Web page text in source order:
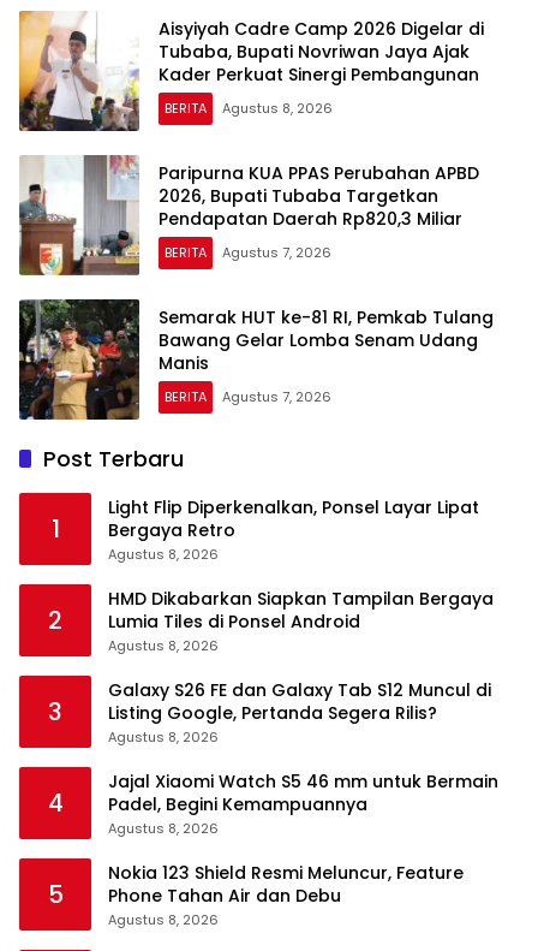
Aisyiyah Cadre Camp 2026 Digelar di
Tubaba, Bupati Novriwan Jaya Ajak
Kader Perkuat Sinergi Pembangunan
BERITA Agustus 8, 2026
Paripurna KUA PPAS Perubahan APBD
2026, Bupati Tubaba Targetkan
Pendapatan Daerah Rp820,3 Miliar
BERITA Agustus 7, 2026
Semarak HUT ke-81 RI, Pemkab Tulang
Bawang Gelar Lomba Senam Udang
Manis
BERITA Agustus 7, 2026
Post Terbaru
1
Light Flip Diperkenalkan, Ponsel Layar Lipat
Bergaya Retro
Agustus 8, 2026
2
HMD Dikabarkan Siapkan Tampilan Bergaya
Lumia Tiles di Ponsel Android
Agustus 8, 2026
3
Galaxy S26 FE dan Galaxy Tab S12 Muncul di
Listing Google, Pertanda Segera Rilis?
Agustus 8, 2026
4
Jajal Xiaomi Watch S5 46 mm untuk Bermain
Padel, Begini Kemampuannya
Agustus 8, 2026
5
Nokia 123 Shield Resmi Meluncur, Feature
Phone Tahan Air dan Debu
Agustus 8, 2026